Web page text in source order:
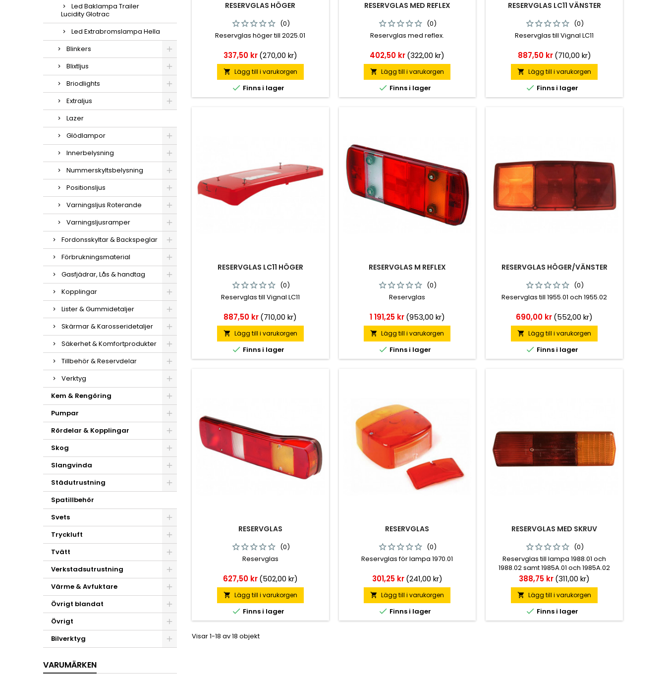
Led Baklampa Trailer
Lucidity Glotrac
Led Extrabromslampa Hella
Blinkers
Blixtljus
Briodlights
Extraljus
Lazer
Glödlampor
Innerbelysning
Nummerskyltsbelysning
Positionsljus
Varningsljus Roterande
Varningsljusramper
Fordonsskyltar & Backspeglar
Förbrukningsmaterial
Gasfjädrar, Lås & handtag
Kopplingar
Lister & Gummidetaljer
Skärmar & Karosseridetaljer
Säkerhet & Komfortprodukter
Tillbehör & Reservdelar
Verktyg
Kem & Rengöring
Pumpar
Rördelar & Kopplingar
Skog
Slangvinda
Städutrustning
Spatillbehör
Svets
Tryckluft
Tvätt
Verkstadsutrustning
Värme & Avfuktare
Övrigt blandat
Övrigt
Bilverktyg
VARUMÄRKEN
RESERVGLAS HÖGER
(0)
Reservglas höger till 2025.01
Pris
337,50 kr(270,00 kr)
 Lägg till i varukorgen
 Finns i lager
RESERVGLAS MED REFLEX
(0)
Reservglas med reflex.
Pris
402,50 kr(322,00 kr)
 Lägg till i varukorgen
 Finns i lager
RESERVGLAS LC11 VÄNSTER
(0)
Reservglas till Vignal LC11
Pris
887,50 kr (710,00 kr)
 Lägg till i varukorgen
 Finns i lager
RESERVGLAS LC11 HÖGER
(0)
Reservglas till Vignal LC11
Pris
887,50 kr(710,00 kr)
 Lägg till i varukorgen
 Finns i lager
RESERVGLAS M REFLEX
(0)
Reservglas
Pris
1 191,25 kr(953,00 kr)
 Lägg till i varukorgen
 Finns i lager
RESERVGLAS HÖGER/VÄNSTER
(0)
Reservglas till 1955.01 och 1955.02
Pris
690,00 kr(552,00 kr)
 Lägg till i varukorgen
 Finns i lager
RESERVGLAS
(0)
Reservglas
Pris
627,50 kr(502,00 kr)
 Lägg till i varukorgen
 Finns i lager
RESERVGLAS
(0)
Reservglas för lampa 1970.01
Pris
301,25 kr(241,00 kr)
 Lägg till i varukorgen
 Finns i lager
RESERVGLAS MED SKRUV
(0)
Reservglas till lampa 1988.01 och
1988.02 samt 1985A.01 och 1985A.02
Pris
388,75 kr(311,00 kr)
 Lägg till i varukorgen
 Finns i lager
Visar 1-18 av 18 objekt